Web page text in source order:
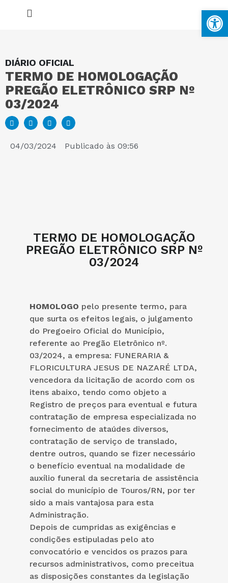
DIÁRIO OFICIAL
TERMO DE HOMOLOGAÇÃO
PREGÃO ELETRÔNICO SRP Nº
03/2024
04/03/2024 Publicado às 09:56
TERMO DE HOMOLOGAÇÃO
PREGÃO ELETRÔNICO SRP Nº
03/2024
HOMOLOGO pelo presente termo, para
que surta os efeitos legais, o julgamento
do Pregoeiro Oficial do Município,
referente ao Pregão Eletrônico nº.
03/2024, a empresa: FUNERARIA &
FLORICULTURA JESUS DE NAZARÉ LTDA,
vencedora da licitação de acordo com os
itens abaixo, tendo como objeto a
Registro de preços para eventual e futura
contratação de empresa especializada no
fornecimento de ataúdes diversos,
contratação de serviço de translado,
dentre outros, quando se fizer necessário
o benefício eventual na modalidade de
auxílio funeral da secretaria de assistência
social do município de Touros/RN, por ter
sido a mais vantajosa para esta
Administração.
Depois de cumpridas as exigências e
condições estipuladas pelo ato
convocatório e vencidos os prazos para
recursos administrativos, como preceitua
as disposições constantes da legislação
MAPA DO SITE
PORTAL DA TRANSPARÊNCIA